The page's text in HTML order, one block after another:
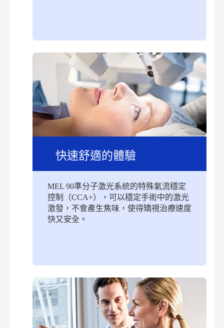
快速舒適的體驗
MEL 90準分子激光系統的特殊氣流穩定
控制（CCA+），可以穩定手術中的激光
激發，不會產生焦味，使得矯視治療速度
快又安全。